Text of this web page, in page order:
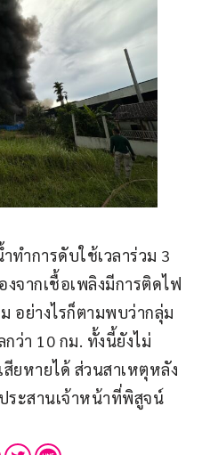
ทำการดับใช้เวลาร่วม 3
งจากเชื้อเพลิงมีการติดไฟ
อย่างไรก็ตามพบว่ากลุ่ม
ว่า 10 กม. ทั้งนี้ยังไม่
ยหายได้ ส่วนสาเหตุหลัง
ระสานเจ้าหน้าที่พิสูจน์